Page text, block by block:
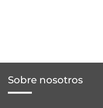
Sobre nosotros